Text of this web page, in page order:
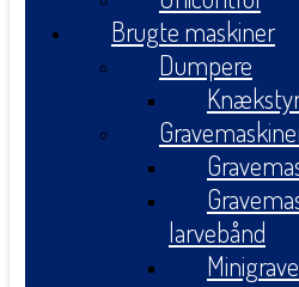
Brugte maskiner
Dumpere
larvebånd